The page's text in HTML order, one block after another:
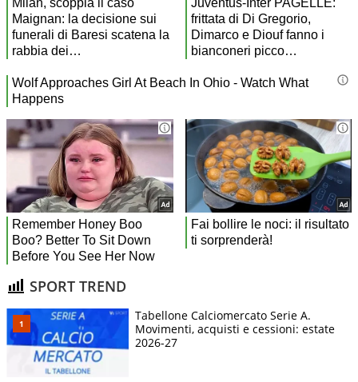
SPORT TREND
Tabellone Calciomercato Serie A.
Movimenti, acquisti e cessioni: estate
2026-27